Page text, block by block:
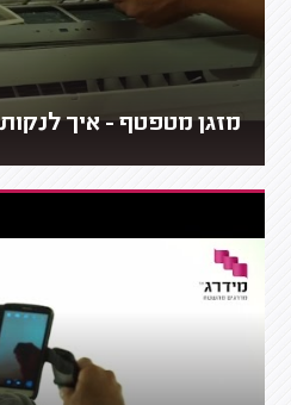
מזגן מטפטף - איך